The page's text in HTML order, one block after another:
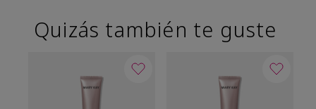
Quizás también te guste